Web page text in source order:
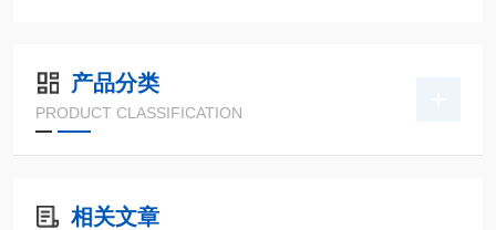
产品分类
PRODUCT CLASSIFICATION
相关文章